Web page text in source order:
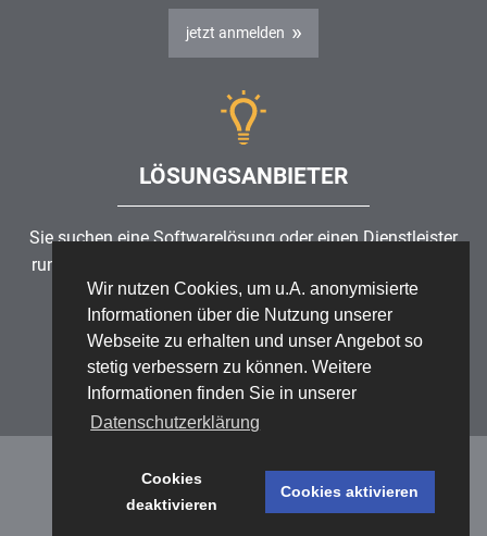
Wir nutzen Cookies, um u.A. anonymisierte
Informationen über die Nutzung unserer
Webseite zu erhalten und unser Angebot so
stetig verbessern zu können. Weitere
Informationen finden Sie in unserer
Datenschutzerklärung
Cookies
deaktivieren
Cookies aktivieren
jetzt anmelden
LÖSUNGSANBIETER
Sie suchen eine Softwarelösung oder einen Dienstleister
rund um die Themen Risikomanagement, GRC, IKS oder
ISMS?
Partner finden
Impressum/Sitemap